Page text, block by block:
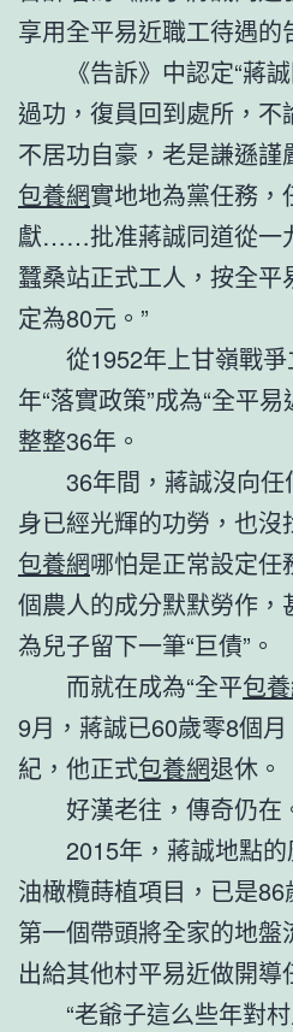
享用全平易近職工待遇的
《告訴》中認定“蔣誠
過功，復員回到處所，
不居功自豪，老是謙遜
包養網實地地為黨任務，
獻……批准蔣誠同道從一
蠶桑站正式工人，按全
定為80元。”
從1952年上甘嶺戰爭
年“落實政策”成為“全平
整整36年。
36年間，蔣誠沒向任
身已經光輝的功勞，也沒
包養網哪怕是正常設定
個農人的成分默默勞作，
為兒子留下一筆“巨債”。
而就在成為“全平包
9月，蔣誠已60歲零8個
紀，他正式包養網退休。
好漢老往，傳奇仍在
2015年，蔣誠地點的
油橄欖蒔植項目，已是
第一個帶頭將全家的地
出給其他村平易近做開導
“老爺子這么些年對村